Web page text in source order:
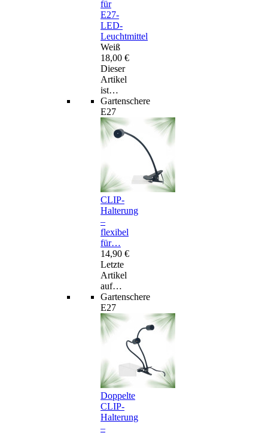
für
E27-
LED-
Leuchtmittel
Weiß
18,00 €
Dieser
Artikel
ist…
Gartenschere
E27
CLIP-
Halterung
–
flexibel
für…
14,90 €
Letzte
Artikel
auf…
Gartenschere
E27
Doppelte
CLIP-
Halterung
–